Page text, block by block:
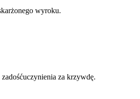
wyroku.
zadośćuczynienia za krzywdę.